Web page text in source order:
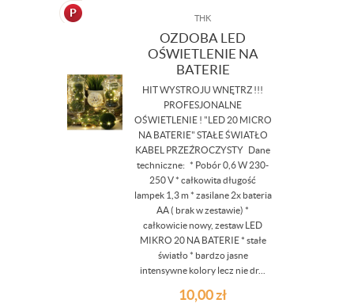
THK
OZDOBA LED
OŚWIETLENIE NA
BATERIE
HIT WYSTROJU WNĘTRZ !!!
PROFESJONALNE
OŚWIETLENIE ! "LED 20 MICRO
NA BATERIE" STAŁE ŚWIATŁO
KABEL PRZEŹROCZYSTY Dane
techniczne: * Pobór 0,6 W 230-
250 V * całkowita długość
lampek 1,3 m * zasilane 2x bateria
AA ( brak w zestawie) *
całkowicie nowy, zestaw LED
MIKRO 20 NA BATERIE * stałe
światło * bardzo jasne
intensywne kolory lecz nie dr...
10,00zł